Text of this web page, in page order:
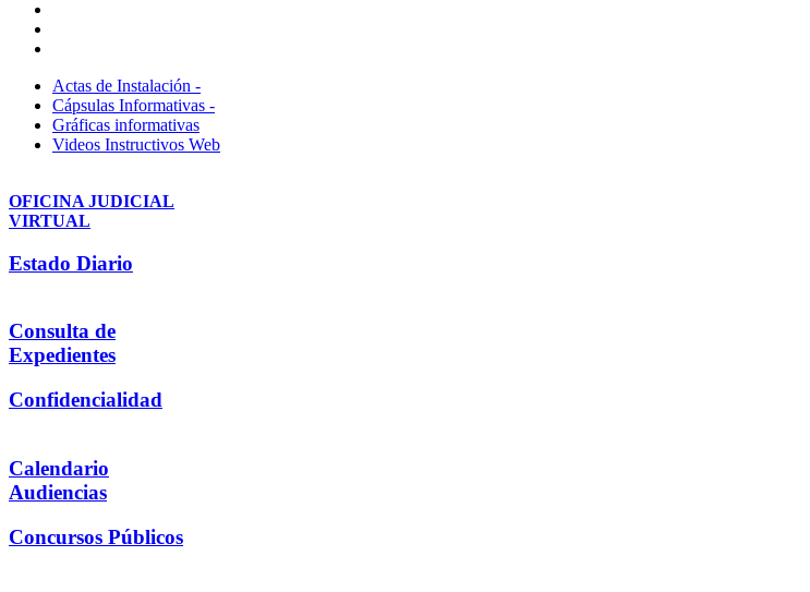
Actas de Instalación -
Cápsulas Informativas -
Gráficas informativas
Videos Instructivos Web
OFICINA JUDICIAL
VIRTUAL
Estado Diario
Consulta de
Expedientes
Confidencialidad
Calendario
Audiencias
Concursos Públicos